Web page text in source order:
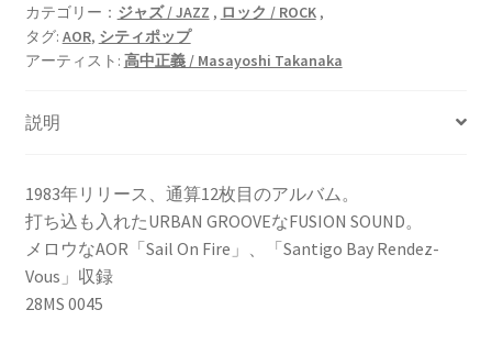
カテゴリー： ジャズ / JAZZ , ロック / ROCK,
タグ: AOR, シティポップ
アーティスト: 高中正義 / Masayoshi Takanaka
説明
1983年リリース、通算12枚目のアルバム。
打ち込も入れたURBAN GROOVEなFUSION SOUND。
メロウなAOR「Sail On Fire」、「Santigo Bay Rendez-
Vous」収録
28MS 0045